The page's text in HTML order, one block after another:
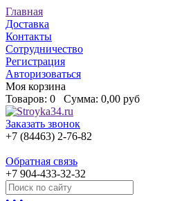
Главная
Доставка
Контакты
Сотрудничество
Регистрация
Авторизоваться
Моя корзина
Товаров: 0 Сумма: 0,00 руб
Заказать звонок
+7 (84463) 2-76-82
Обратная связь
+7 904-433-32-32